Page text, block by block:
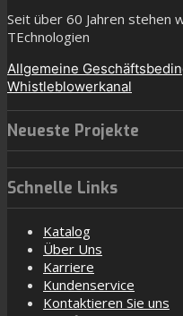
Seit über 60 Jahren stehen
TEchnologien
Allgemeine
Whistleblowerkanal
Neueste Projekte
Schnelle Links
Katalog
Über Uns
Karriere
Kundenservice
Kontaktieren Sie uns